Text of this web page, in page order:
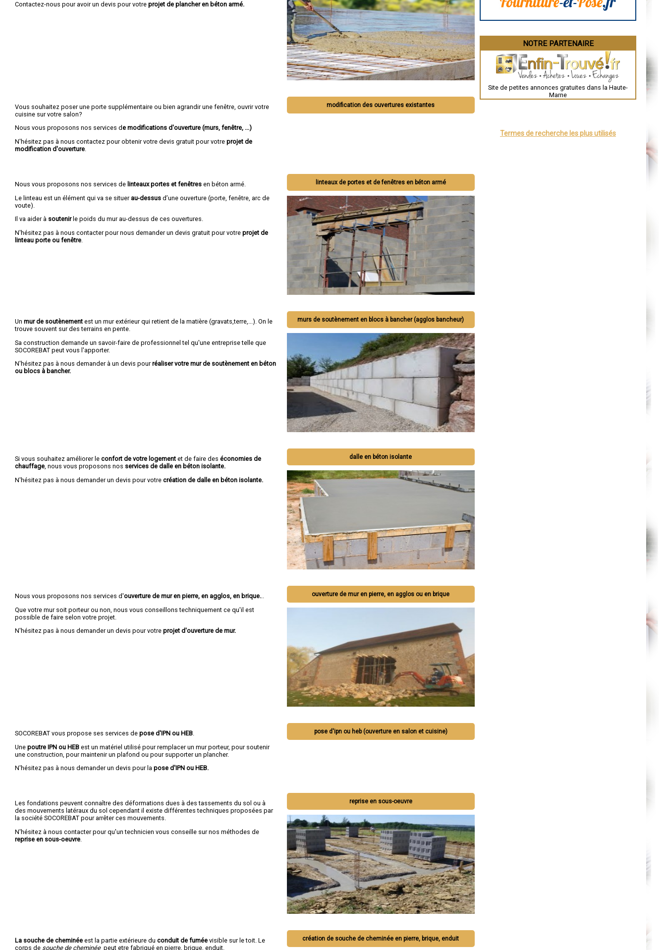
Contactez-nous pour avoir un devis pour votre projet de plancher en béton armé.
modification des ouvertures existantes
Vous souhaitez poser une porte supplémentaire ou bien agrandir une fenêtre, ouvrir votre
cuisine sur votre salon?
Nous vous proposons nos services de modifications d'ouverture (murs, fenêtre, ...)
N'hésitez pas à nous contactez pour obtenir votre devis gratuit pour votre projet de
modification d'ouverture.
linteaux de portes et de fenêtres en béton armé
Nous vous proposons nos services de linteaux portes et fenêtres en béton armé.
Le linteau est un élément qui va se situer au-dessus d’une ouverture (porte, fenêtre, arc de
voute).
Il va aider à soutenirle poids du mur au-dessus de ces ouvertures.
N'hésitez pas à nous contacter pour nous demander un devis gratuit pour votre projet de
linteau porte ou fenêtre.
murs de soutènement en blocs à bancher (agglos bancheur)
Un mur de soutènement est un mur extérieur qui retient de la matière (gravats,terre,...). On le
trouve souvent sur des terrains en pente.
Sa construction demande un savoir-faire de professionnel tel qu'une entreprise telle que
SOCOREBAT peut vous l'apporter.
N'hésitez pas à nous demander à un devis pourréaliser votre mur de soutènement en béton
ou blocs à bancher.
dalle en béton isolante
Si vous souhaitez améliorer le confort de votre logement et de faire des économies de
chauffage , nous vous proposons nos services de dalle en béton isolante.
N'hésitez pas à nous demander un devis pour votre création de dalle en béton isolante.
ouverture de mur en pierre, en agglos ou en brique
Nous vous proposons nos services d'ouverture de mur en pierre, en agglos, en brique.
Que votre mur soit porteur ou non, nous vous conseillons techniquement ce qu'il est
possible de faire selon votre projet.
N'hésitez pas à nous demander un devis pour votre projet d'ouverture de mur.
pose d'ipn ou heb (ouverture en salon et cuisine)
SOCOREBAT vous propose ses services de pose d'IPN ou HEB
Une poutre IPN ou HEB est un matériel utilisé pour remplacer un mur porteur, pour soutenir
une construction, pour maintenir un plafond ou pour supporter un plancher.
N'hésitez pas à nous demander un devis pour la pose d'IPN ou HEB.
reprise en sous-oeuvre
Les fondations peuvent connaître des déformations dues à des tassements du sol ou à
des mouvements latéraux du sol cependant il existe différentes techniques proposées par
la société SOCOREBAT pour arrêter ces mouvements.
N'hésitez à nous contacter pour qu'un technicien vous conseille sur nos méthodes de
reprise en sous-oeuvre
création de souche de cheminée en pierre, brique, enduit
La souche de cheminée est la partie extérieure du conduit de fumée visible sur le toit. Le
corps de souche de cheminéepeut etre fabriqué en pierre, brique, enduit.
Guéret
Besançon
Évreux
Chartres
Nîmes
Auch
Grenoble
NOTRE PARTENAIRE
Site de petites annonces gratuites dans la Haute-
Marne
Termes de recherche les plus utilisés